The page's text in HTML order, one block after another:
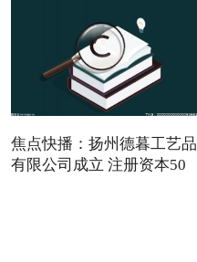
焦点快播：扬州德暮工艺品
有限公司成立 注册资本50